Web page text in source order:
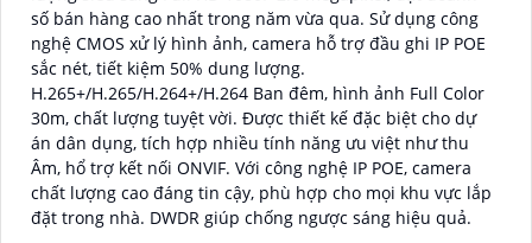
số bán hàng cao nhất trong năm vừa qua. Sử dụng công
nghệ CMOS xử lý hình ảnh, camera hỗ trợ đầu ghi IP POE
sắc nét, tiết kiệm 50% dung lượng.
H.265+/H.265/H.264+/H.264 Ban đêm, hình ảnh Full Color
30m, chất lượng tuyệt vời. Được thiết kế đặc biệt cho dự
án dân dụng, tích hợp nhiều tính năng ưu việt như thu
Âm, hổ trợ kết nối ONVIF. Với công nghệ IP POE, camera
chất lượng cao đáng tin cậy, phù hợp cho mọi khu vực lắp
đặt trong nhà. DWDR giúp chống ngược sáng hiệu quả.